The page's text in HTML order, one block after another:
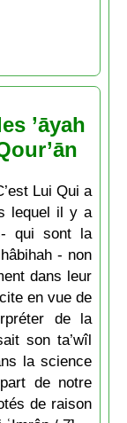
’āyah
Lui Qui a
lequel il y a
qui sont la
- non
dans leur
en vue de
de la
son ta’wîl
la science
de notre
de raison